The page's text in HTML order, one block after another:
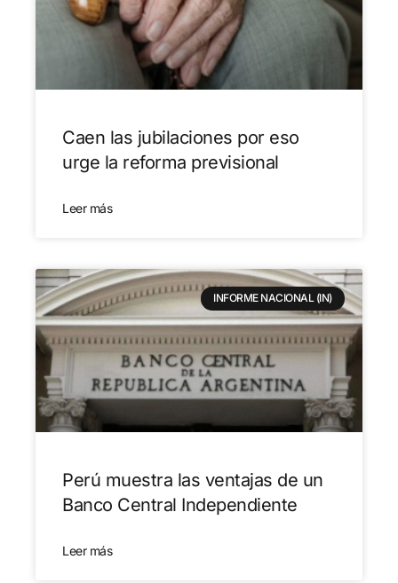
Caen las jubilaciones por eso
urge la reforma previsional
Leer más
INFORME NACIONAL (IN)
Perú muestra las ventajas de un
Banco Central Independiente
Leer más